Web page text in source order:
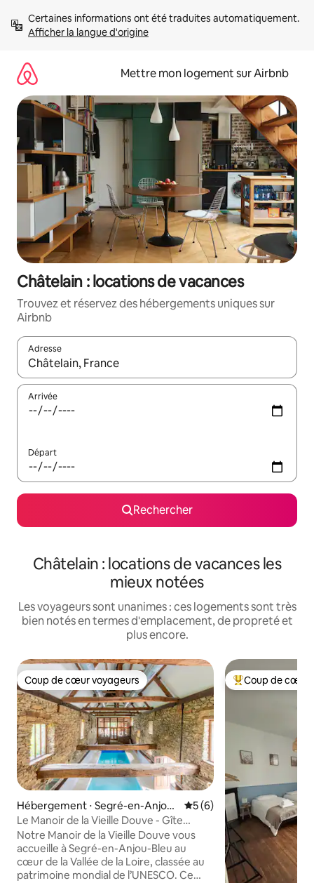
directement
Afficher la langue d'origine
Mettre mon logement sur Airbnb
Châtelain : locations de vacances
Trouvez et réservez des hébergements uniques sur
Airbnb
Adresse
Lorsque les résultats s'affichent, utilisez les flèches vers le
Arrivée
Départ
Rechercher
Châtelain : locations de vacances les
mieux notées
Les voyageurs sont unanimes : ces logements sont très
bien notés en termes d'emplacement, de propreté et
plus encore.
Coup de cœur voyageurs
Coup de cœur voyageurs
Hébergement ⋅ Segré-en-Anjou
Bleu
Évaluation moyenne sur
5 (6)
Le Manoir de la Vieille Douve - Gîte
Bramley
Notre Manoir de la Vieille Douve vous
accueille à Segré-en-Anjou-Bleu au
cœur de la Vallée de la Loire, classée au
patrimoine mondial de l’UNESCO. Ce
Coups de cœur
Coup de cœur